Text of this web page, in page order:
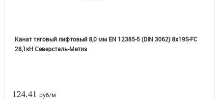
Канат тяговый лифтовый 8,0 мм EN 12385-5 (DIN 3062) 8х19S-FC
28,1кН Северсталь-Метиз
124.41 руб/м